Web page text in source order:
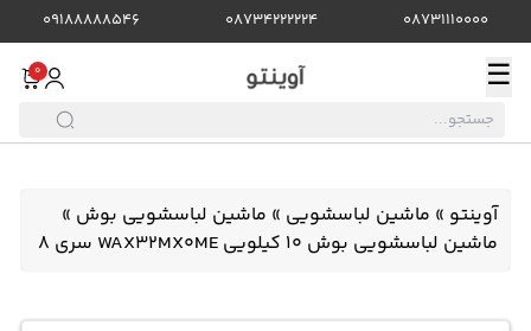
08731110000
08734222224
09188888546
☰
0
آوینتو » ماشین لباسشویی » ماشین لباسشویی بوش »
ماشین لباسشویی بوش 10 کیلویی WAX32MX0ME سری 8